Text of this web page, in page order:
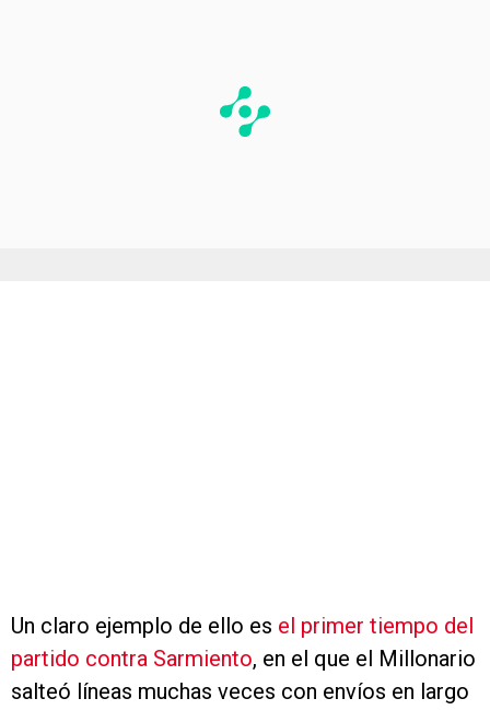
Un claro ejemplo de ello es el primer tiempo del
partido contra Sarmiento, en el que el Millonario
salteó líneas muchas veces con envíos en largo